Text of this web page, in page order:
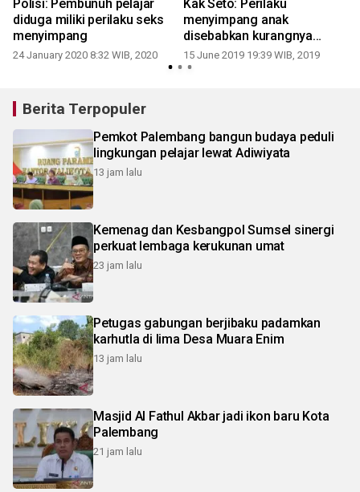
Polisi: Pembunuh pelajar
diduga miliki perilaku seks
menyimpang
24 January 2020 8:32 WIB, 2020
Kak Seto: Perilaku
menyimpang anak
disebabkan kurangnya
penghargaan
15 June 2019 19:39 WIB, 2019
Berita Terpopuler
Pemkot Palembang bangun budaya peduli
lingkungan pelajar lewat Adiwiyata
13 jam lalu
Kemenag dan Kesbangpol Sumsel sinergi
perkuat lembaga kerukunan umat
23 jam lalu
Petugas gabungan berjibaku padamkan
karhutla di lima Desa Muara Enim
13 jam lalu
Masjid Al Fathul Akbar jadi ikon baru Kota
Palembang
21 jam lalu